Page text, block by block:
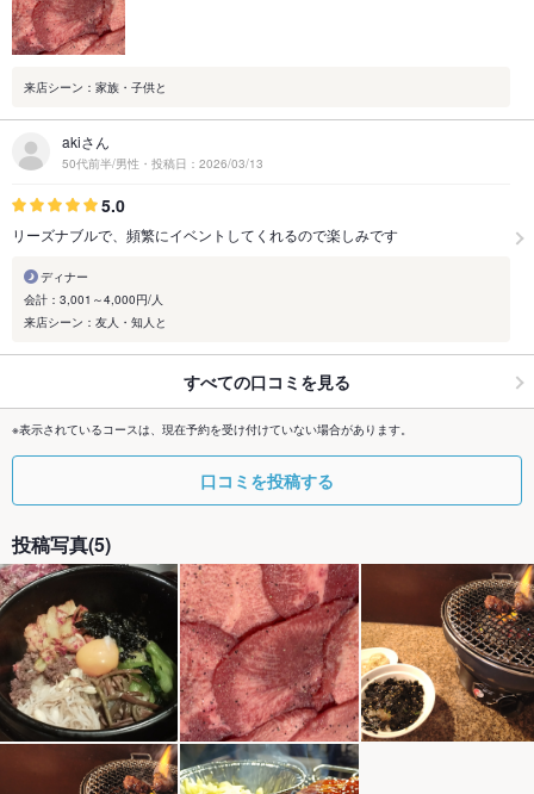
来店シーン：家族・子供と
akiさん
50代前半/男性・投稿日：2026/03/13
5.0
リーズナブルで、頻繁にイベントしてくれるので楽しみです
ディナー
会計：3,001～4,000円/人
来店シーン：友人・知人と
すべての口コミを見る
※表示されているコースは、現在予約を受け付けていない場合があります。
口コミを投稿する
投稿写真(5)